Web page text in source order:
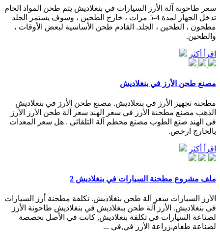
سعر طاحونة آلة الأرز السيارات في بنغلاديش يتم طحن المواد الخام
تدخل الجهاز لمدة 4-5 مرات ، خارج الطحين ، وسوف يستمر الجلد
مطحون ، الطحين ، الجلد. القادم طحن الأساسية لبعض الأوقات ،
والطحين.
اقرأ أكثر
مصنع طحن الأرز في بنغلاديش
مطحنة تجهيز الأرز في بنغلاديش. مصنع طحن الأرز في بنغلاديش
الذهب مصنع مطحنة الأرز في سعر الهند سعر آلة طحن الأرز الأرز
في الهند صنع الطوب مصنع محطم آلة التلقائي . هل سعر المعدات
بالخارج ارخص.
اقرأ أكثر
ملف مشروع مطحنة السيارات في بنغلاديش 2
الأرز السيارات سعر آلة طحن بنغلاديش. تكلفة مطحنة أرز السيارات
في بنغلاديش. الأرز آلة طحن بنغلاديش في بنغلاديش طاحونة الأرز
لصناعة السيارات في تكلفة بنغلاديش, كانت في الأصل نخصصة
لصناعة طعام,زراعة الأرز في,في ...